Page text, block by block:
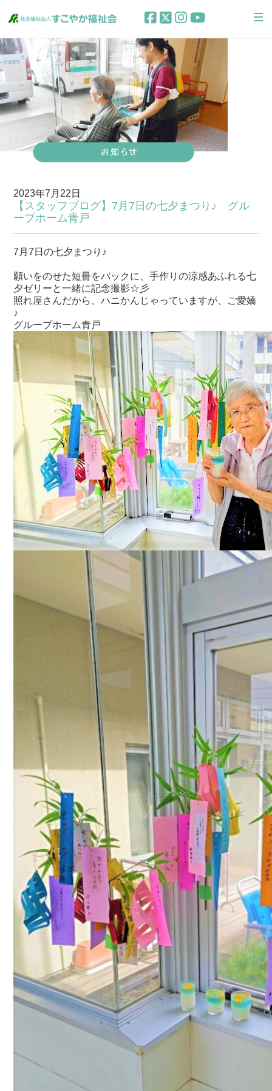
2023年7月22日
【スタッフブログ】7月7日の七夕まつり♪ グル
ープホーム青戸
7月7日の七夕まつり♪
願いをのせた短冊をバックに、手作りの涼感あふれる七
夕ゼリーと一緒に記念撮影☆彡
照れ屋さんだから、ハニかんじゃっていますが、ご愛嬌
♪
グループホーム青戸